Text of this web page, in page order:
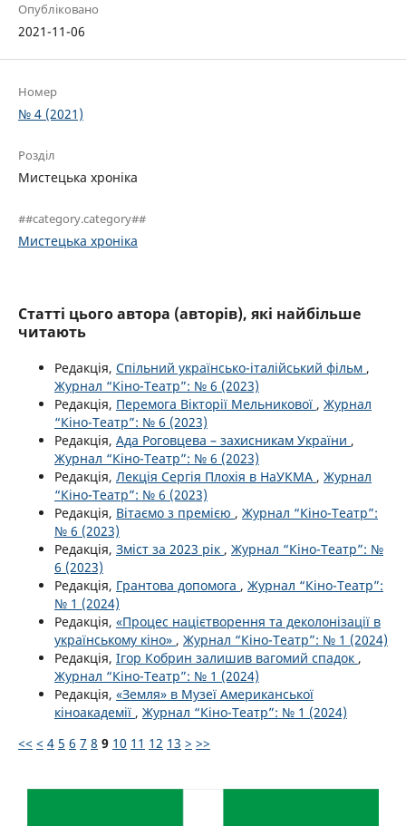
Опубліковано
2021-11-06
Номер
№ 4 (2021)
Розділ
Мистецька хроніка
##category.category##
Мистецька хроніка
Статті цього автора (авторів), які найбільше
читають
Редакція, Спільний українсько-італійський фільм ,
Журнал “Кіно-Театр”: № 6 (2023)
Редакція, Перемога Вікторії Мельникової , Журнал
“Кіно-Театр”: № 6 (2023)
Редакція, Ада Роговцева – захисникам України ,
Журнал “Кіно-Театр”: № 6 (2023)
Редакція, Лекція Сергія Плохія в НаУКМА , Журнал
“Кіно-Театр”: № 6 (2023)
Редакція, Вітаємо з премією , Журнал “Кіно-Театр”:
№ 6 (2023)
Редакція, Зміст за 2023 рік , Журнал “Кіно-Театр”: №
6 (2023)
Редакція, Грантова допомога , Журнал “Кіно-Театр”:
№ 1 (2024)
Редакція, «Процес націєтворення та деколонізації в
українському кіно» , Журнал “Кіно-Театр”: № 1 (2024)
Редакція, Ігор Кобрин залишив вагомий спадок ,
Журнал “Кіно-Театр”: № 1 (2024)
Редакція, «Земля» в Музеї Американської
кіноакадемії , Журнал “Кіно-Театр”: № 1 (2024)
<< < 4 5 6 7 8 9 10 11 12 13 > >>